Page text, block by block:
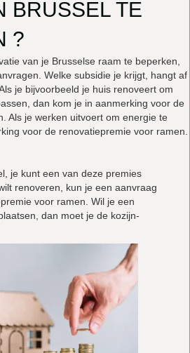
BRUSSEL TE
?
van je Brusselse raam te beperken,
Welke subsidie je krijgt, hangt af
je bijvoorbeeld je huis renoveert om
dan kom je in aanmerking voor de
Als je werken uitvoert om energie te
voor de renovatiepremie voor ramen.
je kunt een van deze premies
renoveren, kun je een aanvraag
voor ramen. Wil je een
dan moet je de kozijn-